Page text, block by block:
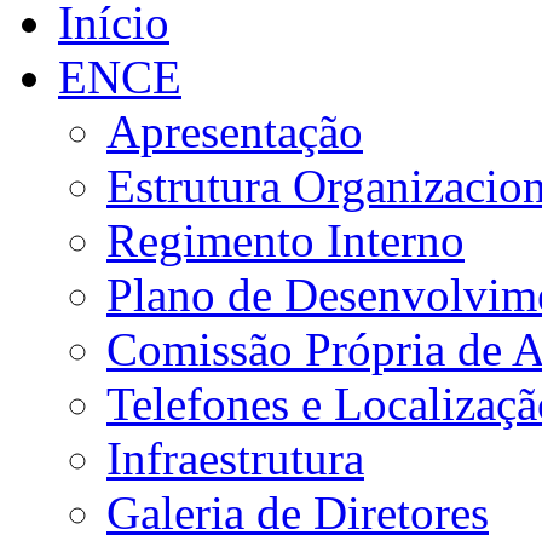
Início
ENCE
Apresentação
Estrutura
Regimento Interno
Plano de
Comissão Própria de
Telefones e
Infraestrutura
Galeria de Diretores